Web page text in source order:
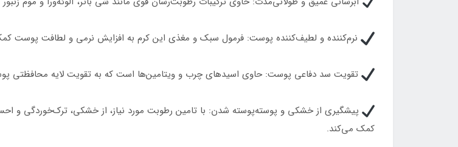
نرم‌کننده و لطیف‌کننده پوست:‌ فرمول سبک و مغذی این کرم به افزایش نرمی و لطافت پوست
تقویت سد دفاعی پوست: حاوی اسیدهای چرب و ویتامین‌ها است که به تقویت لایه محافظتی
پیشگیری از خشکی و پوسته‌پوسته شدن: با تامین رطوبت مورد نیاز، از خشکی،
کمک می‌کند.